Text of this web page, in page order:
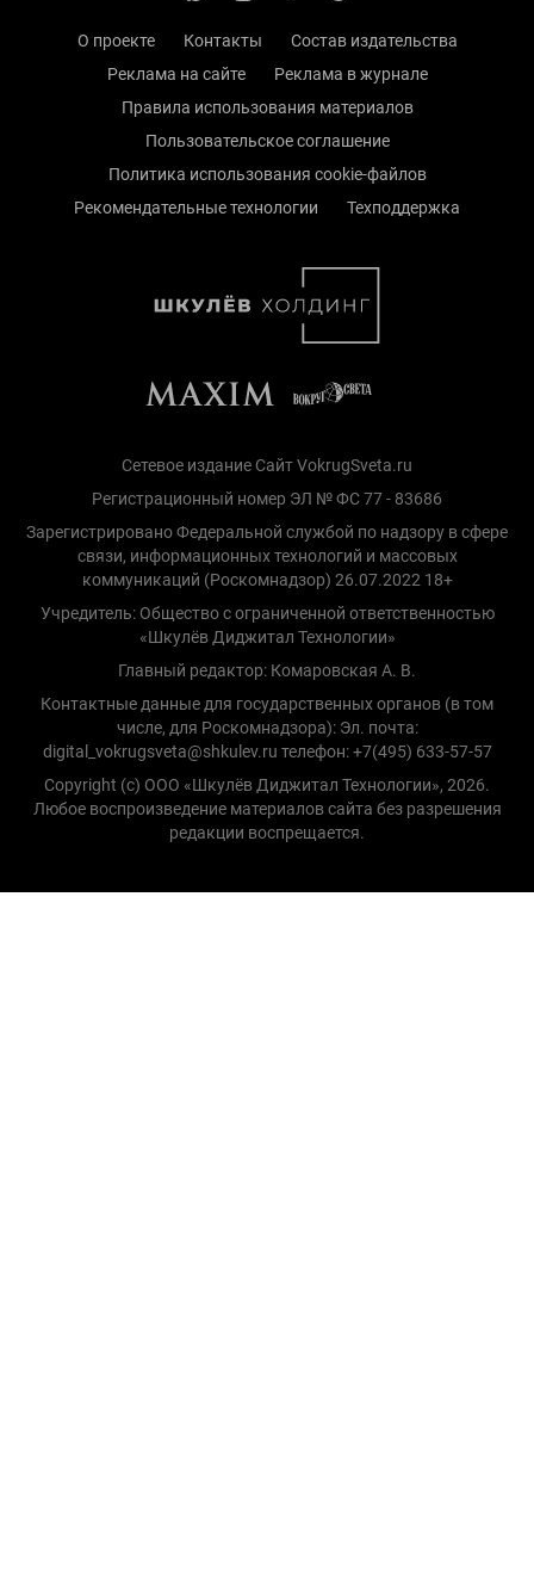
О проекте Контакты
Состав издательства
Реклама на сайте
Реклама в журнале
Правила использования материалов
Пользовательское соглашение
Политика использования cookie-файлов
Рекомендательные технологии
Техподдержка
Сетевое издание Сайт VokrugSveta.ru
Регистрационный номер ЭЛ № ФС 77 - 83686
Зарегистрировано Федеральной службой по надзору в сфере
связи, информационных технологий и массовых
коммуникаций (Роскомнадзор) 26.07.2022 18+
Учредитель: Общество с ограниченной ответственностью
«Шкулёв Диджитал Технологии»
Главный редактор: Комаровская А. В.
Контактные данные для государственных органов (в том
числе, для Роскомнадзора): Эл. почта:
digital_vokrugsveta@shkulev.ru телефон: +7(495) 633-57-57
Copyright (с) ООО «Шкулёв Диджитал Технологии», 2026.
Любое воспроизведение материалов сайта без разрешения
редакции воспрещается.